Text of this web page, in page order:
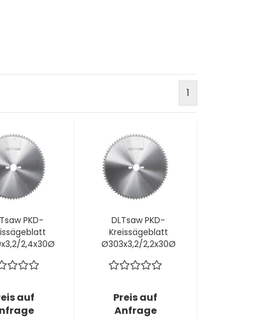
1
PKD-
2,4x30Ø
Plastics!
auf
DLTsaw PKD-
Kreissägeblatt
Ø303x3,2/2,2x30Ø
Plastics!
Preis auf
Anfrage